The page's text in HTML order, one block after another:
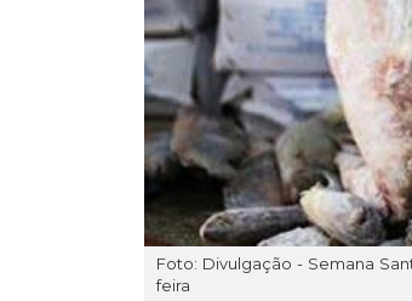
Foto: Divulgação - Semana
feira